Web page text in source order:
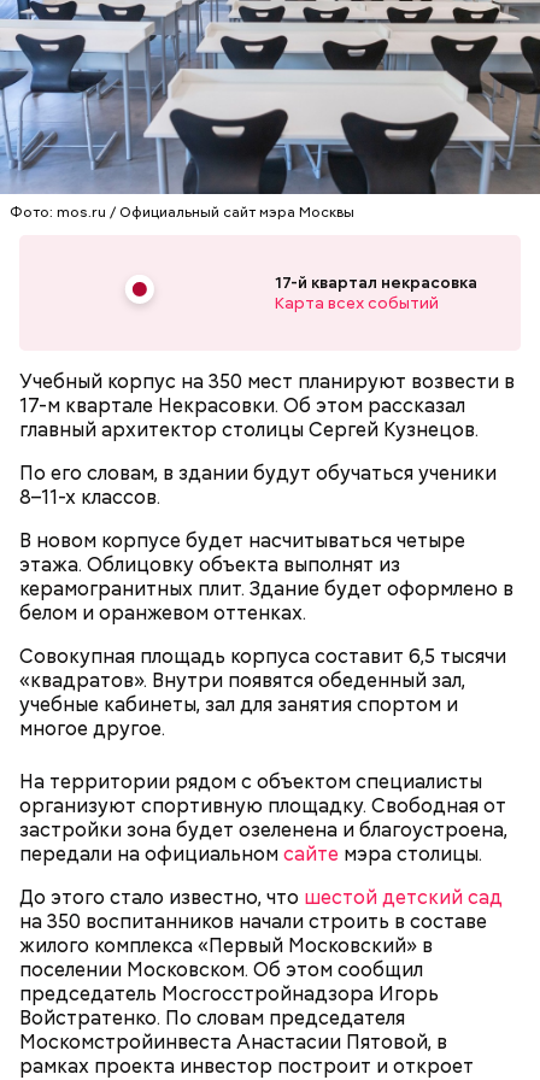
Фото: mos.ru / Официальный сайт мэра Москвы
17-й квартал некрасовка
Карта всех событий
Учебный корпус на 350 мест планируют возвести в
17-м квартале Некрасовки. Об этом рассказал
главный архитектор столицы Сергей Кузнецов.
По его словам, в здании будут обучаться ученики
8–11-х классов.
В новом корпусе будет насчитываться четыре
этажа. Облицовку объекта выполнят из
керамогранитных плит. Здание будет оформлено в
белом и оранжевом оттенках.
Совокупная площадь корпуса составит 6,5 тысячи
«квадратов». Внутри появятся обеденный зал,
учебные кабинеты, зал для занятия спортом и
многое другое.
На территории рядом с объектом специалисты
организуют спортивную площадку. Свободная от
застройки зона будет озеленена и благоустроена,
передали на официальномсайте мэра столицы.
До этого стало известно, что шестой детский сад
на 350 воспитанников начали строить в составе
жилого комплекса «Первый Московский» в
поселении Московском. Об этом сообщил
председатель Мосгосстройнадзора Игорь
Войстратенко. По словам председателя
Москомстройинвеста Анастасии Пятовой, в
рамках проекта инвестор построит и откроет
Внутри Мавзолея находится траурный зал, где
покоится тело Ленина. Он оформлен в темных и
красных тонах. Тело Владимира Ильича
подсвечивают 14 лампочек розового спектра,
которые придают коже естественный цвет. Это
позволяет Ленину выглядеть максимально живым.
Также в саркофаге постоянно циркулирует воздух
температурой +16 градусов. Отметим, что в здании
запрещено фотографировать бывшего вождя и
снимать на видео.
Московский зоопарк — один из старейших в
Европе. Он расположился на территории почти 22
гектара в самом центре Москвы и по своей
площади занимает пятое место в России после
зоопарков Ярославля, Ростова-на-Дону,
Новосибирска и Красноярска.
— В пассажирах не терплю грубости. Да и, в
принципе, все. А так я спокойный, когда поем, —
говорит с улыбкой Владимир, 45 лет.
— Не люблю, когда велосипеды где ни попадя
оставляют. Иногда пытаешься зайти в метро, а у
входа велосипед. И ты просишь: мол, уберите —
там же ведь специальные подставки есть для
велосипедов. Но без толку: на подставки не ставят,
а ставят у дверей. И это прямо мешает очень
сильно, — сказал Иван, 19 лет.
— Рюкзаки необходимо снимать! И самокаты бесят!
— заявила Ирина Васильевна, 60 лет.